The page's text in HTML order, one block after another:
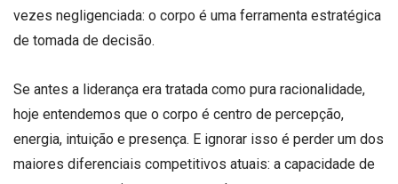
vezes negligenciada: o corpo é uma ferramenta estratégica
de tomada de decisão.
Se antes a liderança era tratada como pura racionalidade,
hoje entendemos que o corpo é centro de percepção,
energia, intuição e presença. E ignorar isso é perder um dos
maiores diferenciais competitivos atuais: a capacidade de